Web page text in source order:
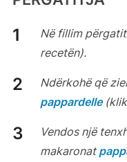
Në fillim
recetën).
Ndërkohë që
pappardelle
Vendos një
makaronat